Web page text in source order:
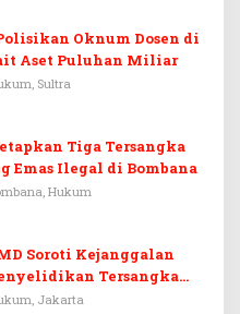
Oknum Dosen di
Aset Puluhan Miliar
Sultra
Tiga Tersangka
Emas Ilegal di Bombana
Hukum
Soroti Kejanggalan
Tersangka
Jakarta